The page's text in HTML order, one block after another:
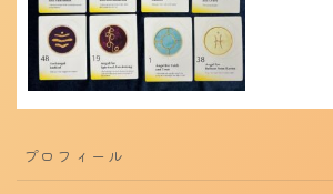
プロフィール